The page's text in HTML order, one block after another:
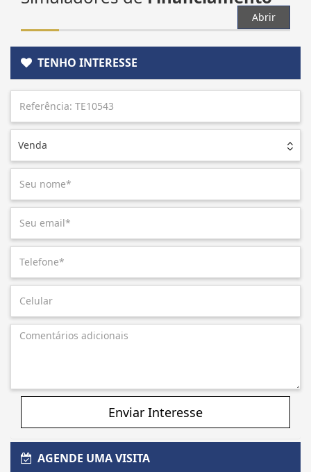
Abrir
TENHO INTERESSE
Venda
Enviar Interesse
AGENDE UMA VISITA